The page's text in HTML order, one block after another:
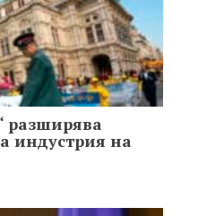
разширява
индустрия на